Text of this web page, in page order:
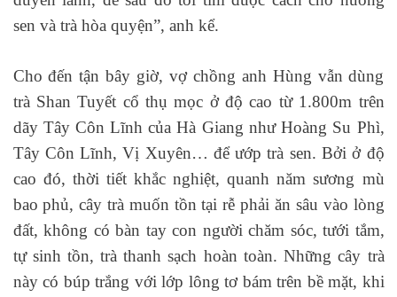
sen và trà hòa quyện”, anh kể.
Cho đến tận bây giờ, vợ chồng anh Hùng vẫn dùng
trà Shan Tuyết cổ thụ mọc ở độ cao từ 1.800m trên
dãy Tây Côn Lĩnh của Hà Giang như Hoàng Su Phì,
Tây Côn Lĩnh, Vị Xuyên… để ướp trà sen. Bởi ở độ
cao đó, thời tiết khắc nghiệt, quanh năm sương mù
bao phủ, cây trà muốn tồn tại rễ phải ăn sâu vào lòng
đất, không có bàn tay con người chăm sóc, tưới tắm,
tự sinh tồn, trà thanh sạch hoàn toàn. Những cây trà
này có búp trắng với lớp lông tơ bám trên bề mặt, khi